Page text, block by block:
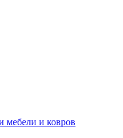
мебели и ковров